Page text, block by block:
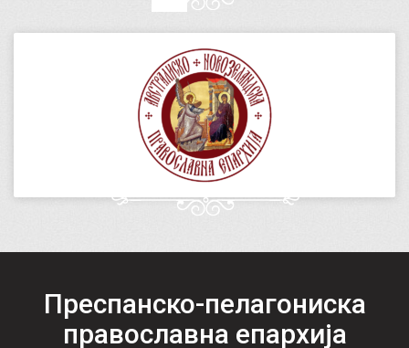
Преспанско-пелагониска
православна епархија